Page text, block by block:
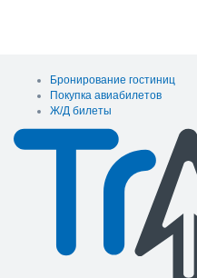
Бронирование гостиниц
Покупка авиабилетов
Ж/Д билеты